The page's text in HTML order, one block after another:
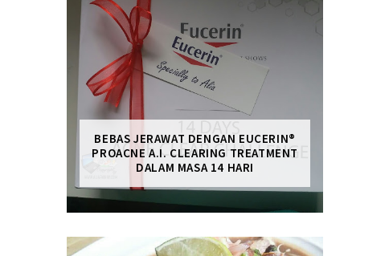
BEBAS JERAWAT DENGAN EUCERIN®
PROACNE A.I. CLEARING TREATMENT
DALAM MASA 14 HARI